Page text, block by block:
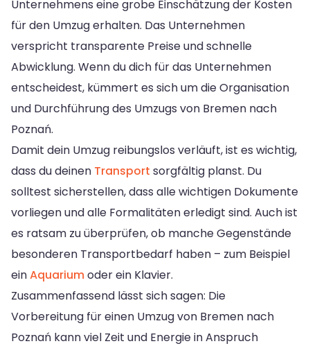
Unternehmens eine grobe Einschätzung der Kosten
für den Umzug erhalten. Das Unternehmen
verspricht transparente Preise und schnelle
Abwicklung. Wenn du dich für das Unternehmen
entscheidest, kümmert es sich um die Organisation
und Durchführung des Umzugs von Bremen nach
Poznań.
Damit dein Umzug reibungslos verläuft, ist es wichtig,
dass du deinen Transport sorgfältig planst. Du
solltest sicherstellen, dass alle wichtigen Dokumente
vorliegen und alle Formalitäten erledigt sind. Auch ist
es ratsam zu überprüfen, ob manche Gegenstände
besonderen Transportbedarf haben – zum Beispiel
einAquariumoder ein Klavier.
Zusammenfassend lässt sich sagen: Die
Vorbereitung für einen Umzug von Bremen nach
Poznań kann viel Zeit und Energie in Anspruch